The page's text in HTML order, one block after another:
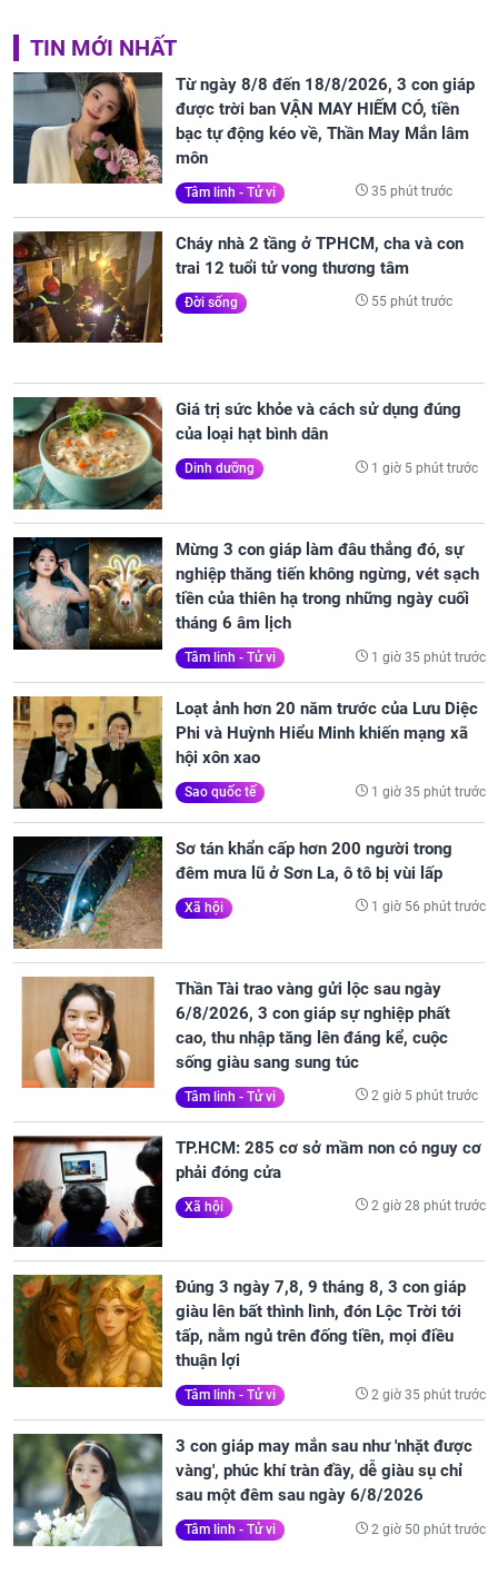
TIN MỚI NHẤT
Từ ngày 8/8 đến 18/8/2026, 3 con giáp
được trời ban VẬN MAY HIẾM CÓ, tiền
bạc tự động kéo về, Thần May Mắn lâm
môn
Tâm linh - Tử vi 35 phút trước
Cháy nhà 2 tầng ở TPHCM, cha và con
trai 12 tuổi tử vong thương tâm
Đời sống 55 phút trước
Giá trị sức khỏe và cách sử dụng đúng
của loại hạt bình dân
Dinh dưỡng 1 giờ 5 phút trước
Mừng 3 con giáp làm đâu thắng đó, sự
nghiệp thăng tiến không ngừng, vét sạch
tiền của thiên hạ trong những ngày cuối
tháng 6 âm lịch
Tâm linh - Tử vi 1 giờ 35 phút trước
Loạt ảnh hơn 20 năm trước của Lưu Diệc
Phi và Huỳnh Hiểu Minh khiến mạng xã
hội xôn xao
Sao quốc tế 1 giờ 35 phút trước
Sơ tán khẩn cấp hơn 200 người trong
đêm mưa lũ ở Sơn La, ô tô bị vùi lấp
Xã hội 1 giờ 56 phút trước
Thần Tài trao vàng gửi lộc sau ngày
6/8/2026, 3 con giáp sự nghiệp phất
cao, thu nhập tăng lên đáng kể, cuộc
sống giàu sang sung túc
Tâm linh - Tử vi 2 giờ 5 phút trước
TP.HCM: 285 cơ sở mầm non có nguy cơ
phải đóng cửa
Xã hội 2 giờ 28 phút trước
Đúng 3 ngày 7,8, 9 tháng 8, 3 con giáp
giàu lên bất thình lình, đón Lộc Trời tới
tấp, nằm ngủ trên đống tiền, mọi điều
thuận lợi
Tâm linh - Tử vi 2 giờ 35 phút trước
3 con giáp may mắn sau như 'nhặt được
vàng', phúc khí tràn đầy, dễ giàu sụ chỉ
sau một đêm sau ngày 6/8/2026
Tâm linh - Tử vi 2 giờ 50 phút trước